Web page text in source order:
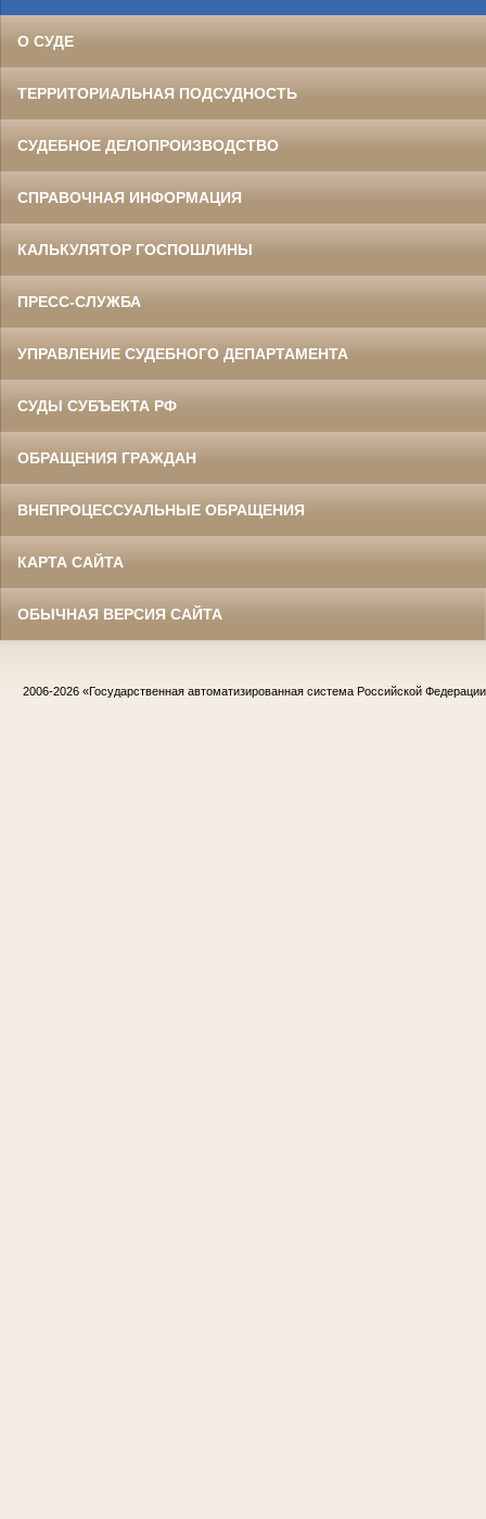
О СУДЕ
ТЕРРИТОРИАЛЬНАЯ ПОДСУДНОСТЬ
СУДЕБНОЕ ДЕЛОПРОИЗВОДСТВО
СПРАВОЧНАЯ ИНФОРМАЦИЯ
КАЛЬКУЛЯТОР ГОСПОШЛИНЫ
ПРЕСС-СЛУЖБА
УПРАВЛЕНИЕ СУДЕБНОГО ДЕПАРТАМЕНТА
СУДЫ СУБЪЕКТА РФ
ОБРАЩЕНИЯ ГРАЖДАН
ВНЕПРОЦЕССУАЛЬНЫЕ ОБРАЩЕНИЯ
КАРТА САЙТА
ОБЫЧНАЯ ВЕРСИЯ САЙТА
2006-2026 «Государственная автоматизированная система Российской